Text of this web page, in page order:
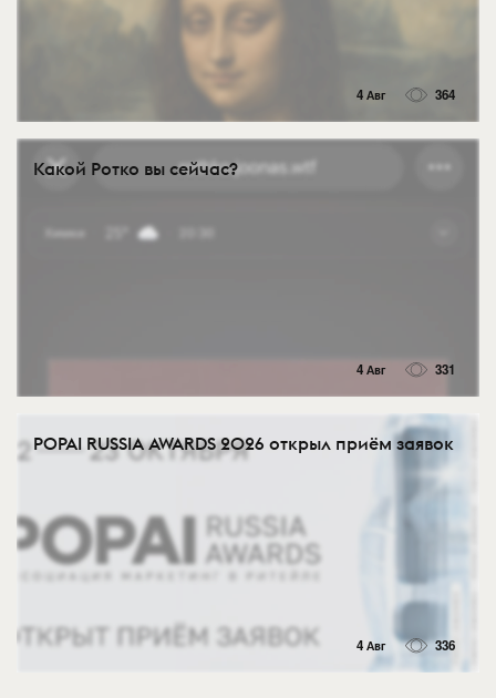
4 Авг 364
Какой Ротко вы сейчас?
4 Авг 331
POPAI RUSSIA AWARDS 2026 открыл приём заявок
4 Авг 336